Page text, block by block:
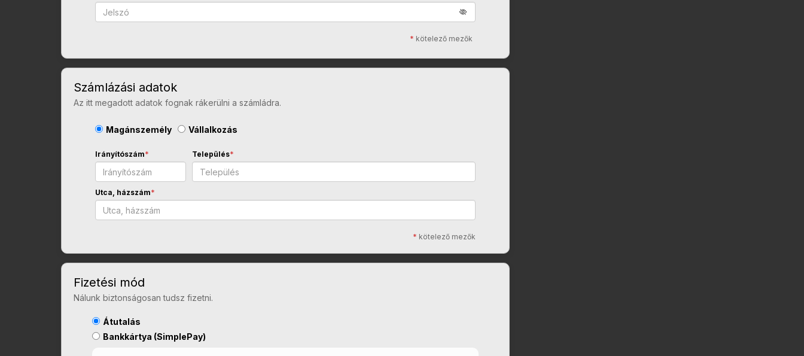
* kötelező mezők
Számlázási adatok
Az itt megadott adatok fognak rákerülni a számládra.
Magánszemély Vállalkozás
Irányítószám* Település*
Utca, házszám*
* kötelező mezők
Fizetési mód
Nálunk biztonságosan tudsz fizetni.
Átutalás
Bankkártya (SimplePay)